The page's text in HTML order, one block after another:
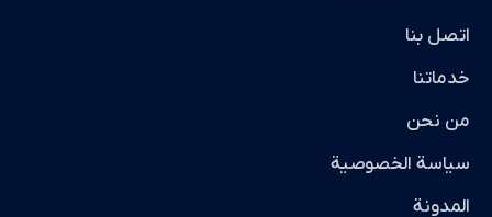
اتصل بنا
خدماتنا
من نحن
سياسة الخصوصية
المدونة